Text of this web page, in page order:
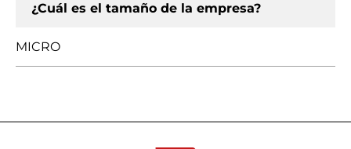
¿Cuál es el tamaño de la empresa?
MICRO